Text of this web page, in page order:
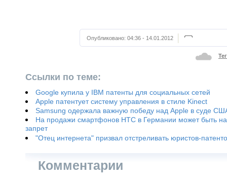
Опубликовано: 04:36 - 14.01.2012
Ссылки по теме:
Google купила у IBM патенты для социальных сетей
Apple патентует систему управления в стиле Kinect
Samsung одержала важную победу над Apple в суде
На продажи смартфонов HTC в Германии может быть
запрет
"Отец интернета" призвал отстреливать юристов-
Комментарии